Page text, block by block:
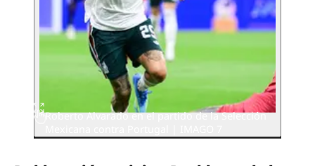
Roberto Alvarado en el partido de la Selección